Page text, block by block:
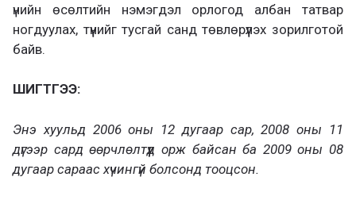
үнийн өсөлтийн нэмэгдэл орлогод албан татвар
ногдуулах, түүнийг тусгай санд төвлөрүүлэх зорилготой
байв.
ШИГТГЭЭ:
Энэ хуульд 2006 оны 12 дугаар сар, 2008 оны 11
дүгээр сард өөрчлөлтүүд орж байсан ба 2009 оны 08
дугаар сараас хүчингүй болсонд тооцсон.